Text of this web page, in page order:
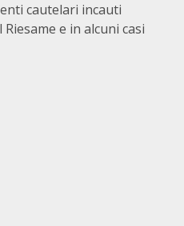
cautelari incauti
e in alcuni casi